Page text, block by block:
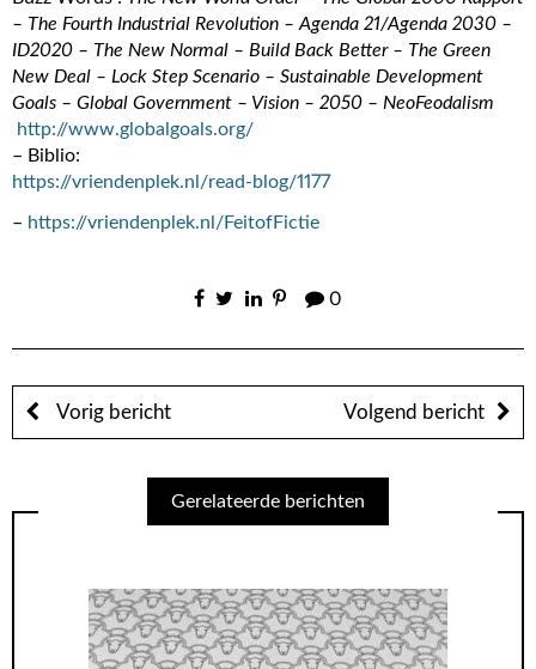
– The Fourth Industrial Revolution – Agenda 21/Agenda 2030 –
ID2020 – The New Normal – Build Back Better – The Green
New Deal – Lock Step Scenario – Sustainable Development
Goals – Global Government – Vision – 2050 – NeoFeodalism
http://www.globalgoals.org/
– Biblio:
https://vriendenplek.nl/read-blog/1177
– https://vriendenplek.nl/FeitofFictie
0
Vorig bericht Volgend bericht
Gerelateerde berichten